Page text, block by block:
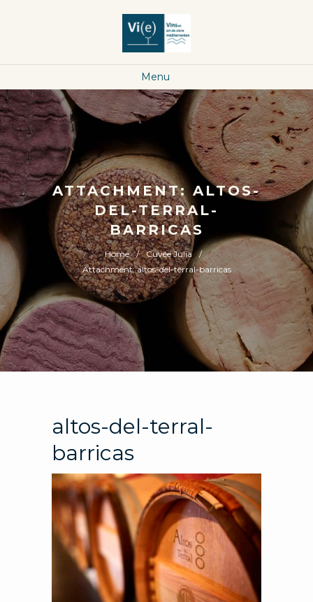
Menu
ATTACHMENT: ALTOS-
DEL-TERRAL-
BARRICAS
Home
Cuvée Julia
Attachment: altos-del-terral-barricas
altos-del-terral-
barricas